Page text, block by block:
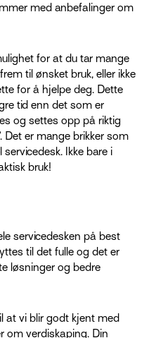
med anbefalinger om
for at du tar mange
til ønsket bruk, eller ikke
for å hjelpe deg. Dette
tid enn det som er
og settes opp på riktig
Det er mange brikker som
Ikke bare i
bruk!
servicedesken på best
til det fulle og det er
løsninger og bedre
at vi blir godt kjent med
om verdiskaping. Din